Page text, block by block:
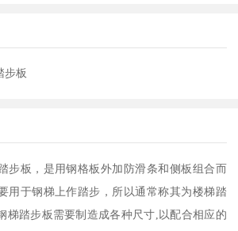
步板
步板，是用钢格板外加防滑条和侧板组合而
用于钢梯上作踏步，所以通常称其为楼梯踏
梯踏步板需要制造成各种尺寸,以配合相应的